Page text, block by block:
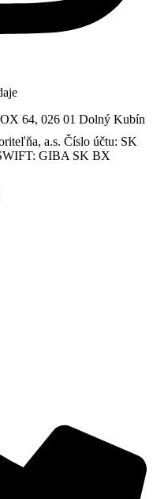
64, 026 01 Dolný Kubín
a.s. Číslo účtu: SK
GIBA SK BX